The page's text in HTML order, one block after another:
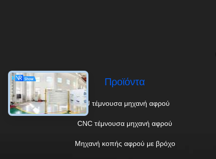
Προϊόντα
PU τέμνουσα μηχανή αφρού
CNC τέμνουσα μηχανή αφρού
Μηχανή κοπής αφρού με βρόχο